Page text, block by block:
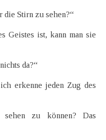
Stirn zu sehen?“
Geistes ist, kann man sie
da?“
erkenne jeden Zug des
zu können? Das